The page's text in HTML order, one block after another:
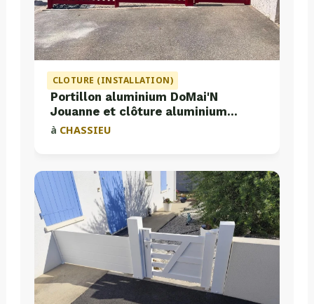
CLOTURE (INSTALLATION)
Portillon aluminium DoMai'N
Jouanne et clôture aluminium
Valette
à CHASSIEU